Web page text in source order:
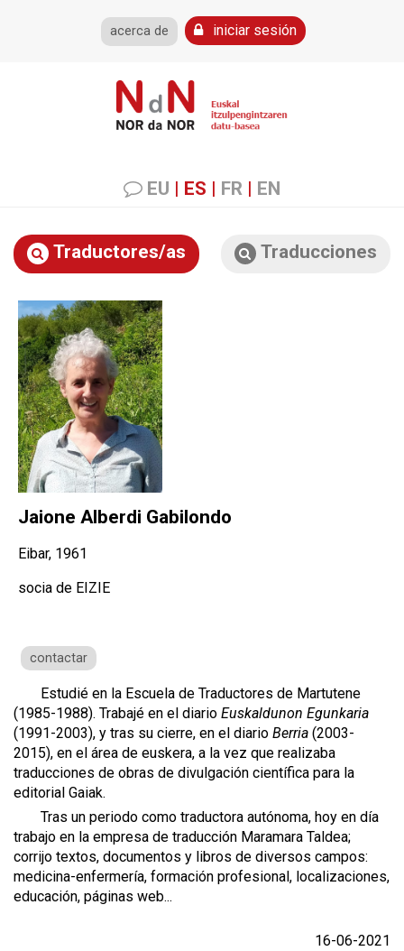
acerca de iniciar sesión
EU | ES | FR | EN
Traductores/as Traducciones
Jaione Alberdi Gabilondo
Eibar, 1961
socia de EIZIE
contactar
Estudié en la Escuela de Traductores de Martutene
(1985-1988). Trabajé en el diario Euskaldunon Egunkaria
(1991-2003), y tras su cierre, en el diario Berria (2003-
2015), en el área de euskera, a la vez que realizaba
traducciones de obras de divulgación científica para la
editorial Gaiak.
Tras un periodo como traductora autónoma, hoy en día
trabajo en la empresa de traducción Maramara Taldea;
corrijo textos, documentos y libros de diversos campos:
medicina-enfermería, formación profesional, localizaciones,
educación, páginas web...
16-06-2021